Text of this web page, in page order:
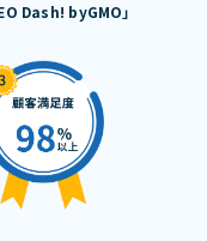
Dash! byGMO」